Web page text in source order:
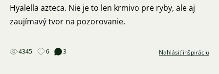
Hyalella azteca. Nie je to len krmivo pre ryby, ale aj
zaujímavý tvor na pozorovanie.
4345 6 3 Nahlásiť inšpiráciu